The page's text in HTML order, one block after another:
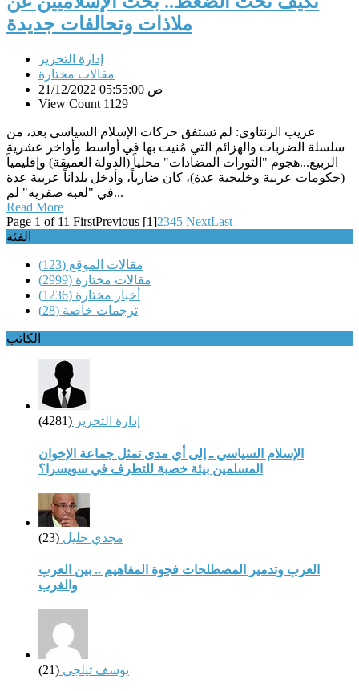
ملاذات وتحالفات جديدة
إدارة التحرير
مقالات مختارة
21/12/2022 05:55:00 ص
View Count 1129
عريب الرنتاوي: لم تستفق حركات الإسلام السياسي بعد، من
سلسلة الضربات والهزائم التي مُنيت بها في أواسط وأواخر عشرية
الربيع...هجوم "الثورات المضادات" محلياً (الدولة العميقة) وإقليمياً
(حكومات عربية وخليجية عدة)، كان ضارياً، وأدخل بلداناً عربية عدة
في "لعبة صفرية" لم...
Read More
Page 1 of 11 FirstPrevious [1]2345 NextLast
الفئة
مقالات الموقع (123)
مقالات مختارة (2999)
أخبار مختارة (1236)
ترجمات خاصة (28)
الكاتب
إدارة التحرير (4281)
الإسلام السياسي ـ إلى أي مدى تمثل جماعة الإخوان
المسلمين بيئة خصبة للتطرف في سويسرا؟
مجدي خليل (23)
العرب وتدمير المصطلحات فجوة المفاهيم .. بين العرب
والغرب
يوسف تيلجي (21)